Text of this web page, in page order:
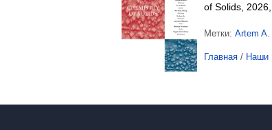
of Solids,
Метки: Artem A.
Главная / Наши